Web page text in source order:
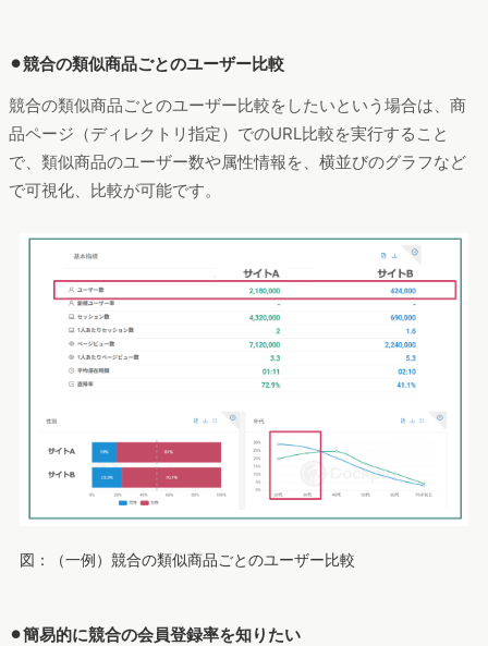
⚫︎競合の類似商品ごとのユーザー比較
競合の類似商品ごとのユーザー比較をしたいという場合は、商
品ページ（ディレクトリ指定）でのURL比較を実行すること
で、類似商品のユーザー数や属性情報を、横並びのグラフなど
で可視化、比較が可能です。
図：（一例）競合の類似商品ごとのユーザー比較
⚫︎簡易的に競合の会員登録率を知りたい